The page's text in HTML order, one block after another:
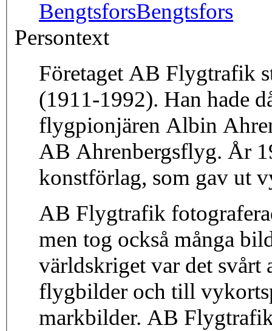
BengtsforsBengtsfors
Persontext
Företaget AB Flygtrafik
(1911-1992). Han hade
flygpionjären Albin
AB Ahrenbergsflyg. År
konstförlag, som gav ut
AB Flygtrafik
men tog också många
världskriget var det svårt
flygbilder och till
markbilder. AB